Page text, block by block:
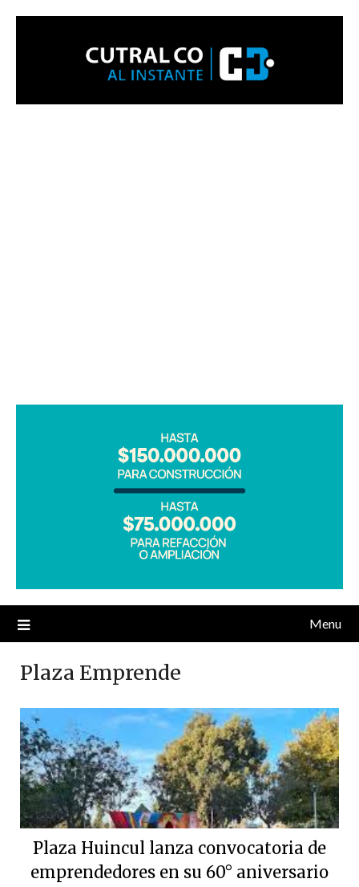
Menu
Plaza Emprende
Plaza Huincul lanza convocatoria de
emprendedores en su 60° aniversario